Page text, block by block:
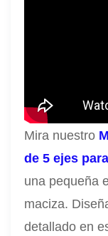
Mira nuestro
de 5 ejes
una pequeña
maciza.
detallado en